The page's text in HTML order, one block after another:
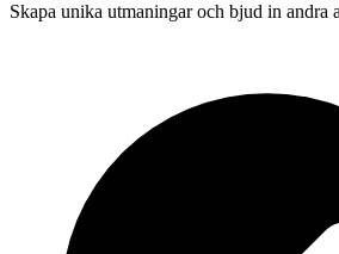
Skapa unika utmaningar och bjud in andra